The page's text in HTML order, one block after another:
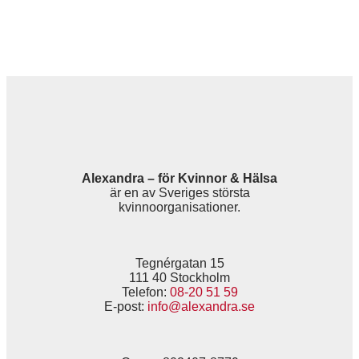
Alexandra – för Kvinnor & Hälsa
är en av Sveriges största
kvinnoorganisationer.
Tegnérgatan 15
111 40 Stockholm
Telefon: 08-20 51 59
E-post: info@alexandra.se